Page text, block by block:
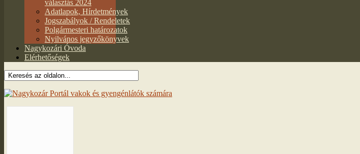
választás 2024
Adatlapok, Hírdetmények
Jogszabályok / Rendeletek
Polgármesteri határozatok
Nyilvános jegyzőkönyvek
Nagykozári Óvoda
Elérhetőségek